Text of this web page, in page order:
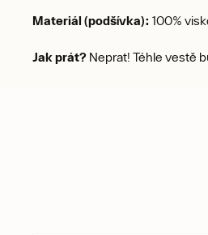
Materiál (podšívka): 100%
Jak prát? Neprat! Téhle vestě